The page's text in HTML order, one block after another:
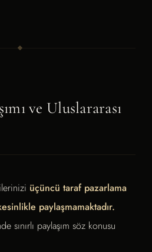
ve Uluslararası
üçüncü taraf pazarlama
paylaşmamaktadır.
sınırlı paylaşım söz konusu